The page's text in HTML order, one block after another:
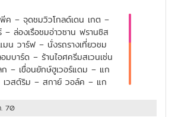
ค – จุดชมวิวโกลด์เดน เกต –
– ล่องเรือชมอ่าวซาน ฟรานซิส
มน วาร์ฟ – นั่งรถรางเที่ยวชม
มบาร์ด – ร้านไอศครีมสเวนเซ่น
ก – เขื่อนยักษ์ฮูเวอร์แดม – แก
วสต์ริม – สกาย์ วอล์ค – แก
มฮาเว พอยท์ – เดสเสิร์ท วิว
70